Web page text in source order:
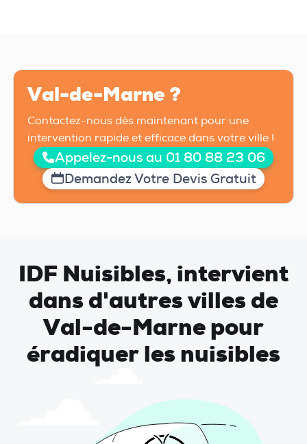
Val-de-Marne ?
Contactez-nous dès maintenant pour une
intervention rapide et efficace dans votre ville !
Appelez-nous au 01 80 88 23 06
Demandez Votre Devis Gratuit
IDF Nuisibles, intervient
dans d'autres villes de
Val-de-Marne pour
éradiquer les nuisibles